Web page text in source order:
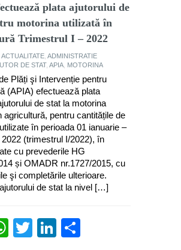
plata ajutorului de
motorina utilizată în
Trimestrul I – 2022
ACTUALITATE ADMINISTRATIE
DE STAT, APIA MOTORINA
Plăți şi Intervenție pentru
(APIA) efectuează plata
de stat la motorina
agricultură, pentru cantitățile de
în perioada 01 ianuarie –
(trimestrul I/2022), în
cu prevederile HG
și OMADR nr.1727/2015, cu
şi completările ulterioare.
de stat la nivel […]
WhatsApp
TwitterLinkedIn